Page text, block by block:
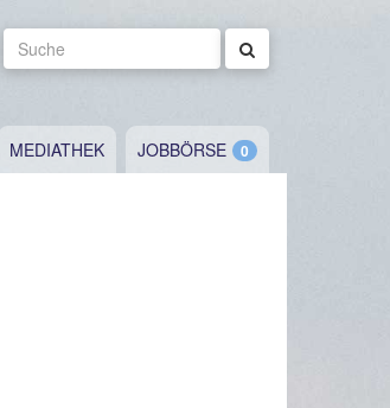
Suche
MEDIATHEK JOBBÖRSE